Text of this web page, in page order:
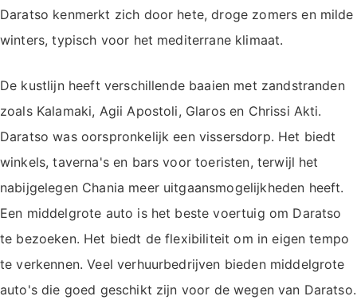
Daratso kenmerkt zich door hete, droge zomers en milde
winters, typisch voor het mediterrane klimaat.
De kustlijn heeft verschillende baaien met zandstranden
zoals Kalamaki, Agii Apostoli, Glaros en Chrissi Akti.
Daratso was oorspronkelijk een vissersdorp. Het biedt
winkels, taverna's en bars voor toeristen, terwijl het
nabijgelegen Chania meer uitgaansmogelijkheden heeft.
Een middelgrote auto is het beste voertuig om Daratso
te bezoeken. Het biedt de flexibiliteit om in eigen tempo
te verkennen. Veel verhuurbedrijven bieden middelgrote
auto's die goed geschikt zijn voor de wegen van Daratso.